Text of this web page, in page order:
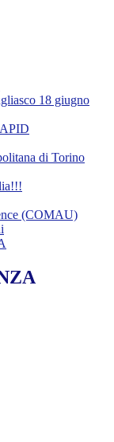
18 giugno
di Torino
(COMAU)